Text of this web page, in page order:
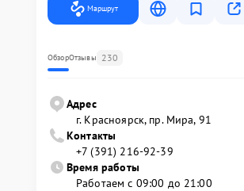
Маршрут
ОбзорОтзывы 230
Адрес
г. Красноярск, ​пр. Мира, 91
Контакты
+7 (391) 216-92-39
Время работы
Работаем с 09:00 до 21:00